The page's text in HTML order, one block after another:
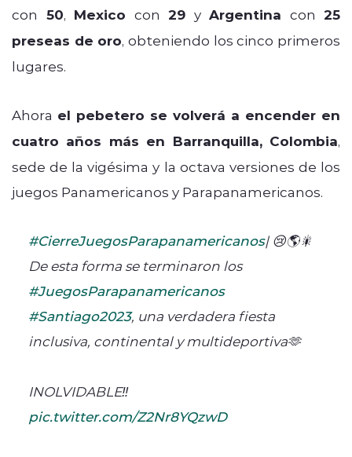
con 50, Mexico con 29 yArgentina con 25
preseas de oro, obteniendo los cinco primeros
lugares.
Ahora el pebetero se volverá a encender en
cuatro años más en Barranquilla, Colombia,
sede de la vigésima y la octava versiones de los
juegos Panamericanos y Parapanamericanos.
#CierreJuegosParapanamericanos| 😢🌎🎇
De esta forma se terminaron los
#JuegosParapanamericanos
#Santiago2023, una verdadera fiesta
inclusiva, continental y multideportiva🫶
INOLVIDABLE‼️
pic.twitter.com/Z2Nr8YQzwD